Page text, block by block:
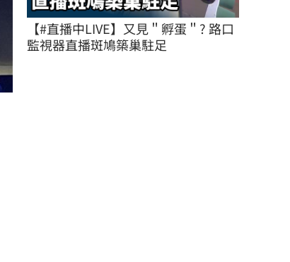
【#直播中LIVE】又見＂孵蛋＂? 路口
監視器直播斑鳩築巢駐足